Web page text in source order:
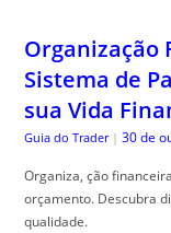
Organização
Sistema de
sua Vida
Guia do Trader | 30 de
Organiza, ção
orçamento. Descubra
qualidade.